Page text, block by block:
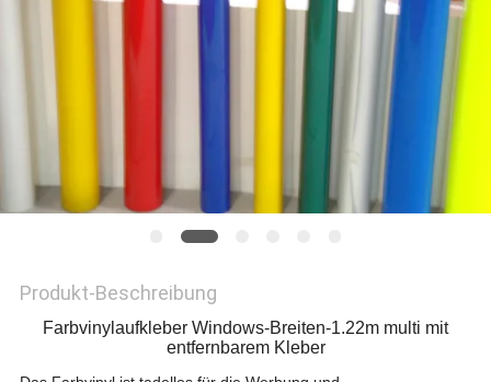
Produkt-Beschreibung
Farbvinylaufkleber Windows-Breiten-1.22m multi mit
entfernbarem Kleber